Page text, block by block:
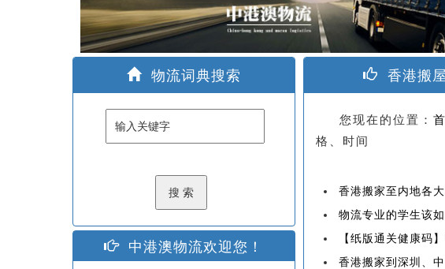
物流词典搜索
中港澳物流欢迎您！
香港搬
您现在的位置：
格、时间
香港搬家至内地各
物流专业的学生该
【纸版通关健康码
香港搬家到深圳、